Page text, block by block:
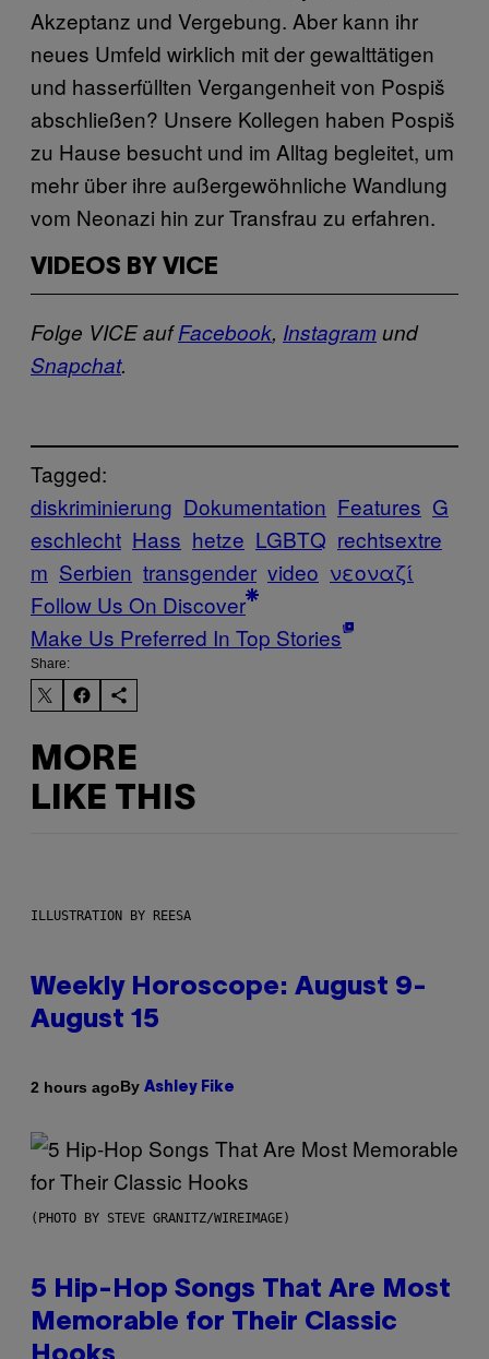
Akzeptanz und Vergebung. Aber kann ihr
neues Umfeld wirklich mit der gewalttätigen
und hasserfüllten Vergangenheit von Pospiš
abschließen? Unsere Kollegen haben Pospiš
zu Hause besucht und im Alltag begleitet, um
mehr über ihre außergewöhnliche Wandlung
vom Neonazi hin zur Transfrau zu erfahren.
VIDEOS BY VICE
Folge VICE aufFacebook, Instagramund
Snapchat.
Tagged:
diskriminierung Dokumentation Features G
eschlecht Hass hetze LGBTQ rechtsextre
m Serbien transgender video νεοναζί
Follow Us On Discover
Make Us Preferred In Top Stories
Share:
MORE
LIKE THIS
ILLUSTRATION BY REESA
Weekly Horoscope: August 9-
August 15
2 hours agoBy Ashley Fike
(PHOTO BY STEVE GRANITZ/WIREIMAGE)
5 Hip-Hop Songs That Are Most
Memorable for Their Classic